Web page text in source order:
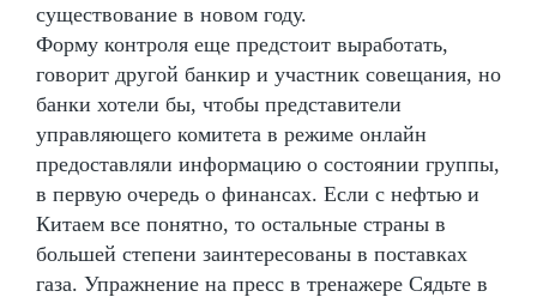
существование в новом году.
Форму контроля еще предстоит выработать,
говорит другой банкир и участник совещания, но
банки хотели бы, чтобы представители
управляющего комитета в режиме онлайн
предоставляли информацию о состоянии группы,
в первую очередь о финансах. Если с нефтью и
Китаем все понятно, то остальные страны в
большей степени заинтересованы в поставках
газа. Упражнение на пресс в тренажере Сядьте в